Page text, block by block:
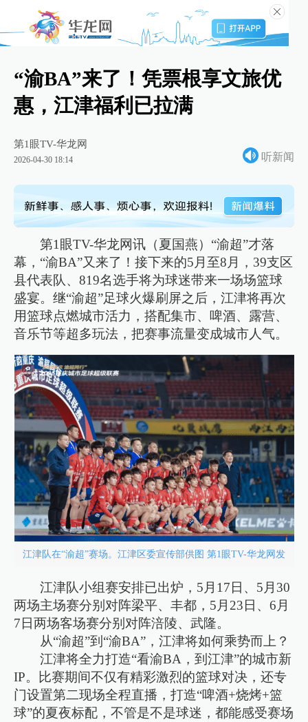
“渝BA”来了！凭票根享文旅优
惠，江津福利已拉满
第1眼TV-华龙网
2026-04-30 18:14 听新闻
第1眼TV-华龙网讯（夏国燕）“渝超”才落
幕，“渝BA”又来了！接下来的5月至8月，39支区
县代表队、819名选手将为球迷带来一场场篮球
盛宴。继“渝超”足球火爆刷屏之后，江津将再次
用篮球点燃城市活力，搭配集市、啤酒、露营、
音乐节等超多玩法，把赛事流量变成城市人气。
江津队在“渝超”赛场。江津区委宣传部供图 第1眼TV-华龙网发
江津队小组赛安排已出炉，5月17日、5月30
两场主场赛分别对阵梁平、丰都，5月23日、6月
7日两场客场赛分别对阵涪陵、武隆。
从“渝超”到“渝BA”，江津将如何乘势而上？
江津将全力打造“看渝BA，到江津”的城市新
IP。比赛期间不仅有精彩激烈的篮球对决，还专
门设置第二现场全程直播，打造“啤酒+烧烤+篮
球”的夏夜标配，不管是不是球迷，都能感受赛场